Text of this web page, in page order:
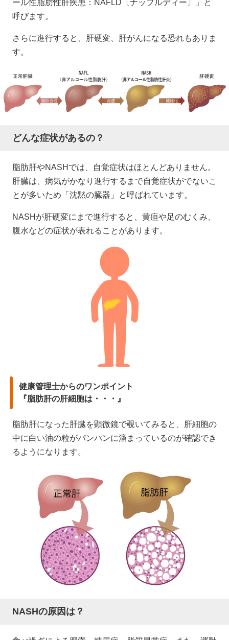
ール性脂肪性肝疾患：NAFLD〔ナッフルディー〕」と
呼びます。
さらに進行すると、肝硬変、肝がんになる恐れもありま
す。
どんな症状があるの？
脂肪肝やNASHでは、自覚症状はほとんどありません。
肝臓は、病気がかなり進行するまで自覚症状がでないこ
とが多いため「沈黙の臓器」と呼ばれています。
NASHが肝硬変にまで進行すると、黄疸や足のむくみ、
腹水などの症状が表れることがあります。
健康管理士からのワンポイント
『脂肪肝の肝細胞は・・・』
脂肪肝になった肝臓を顕微鏡で覗いてみると、肝細胞の
中に白い油の粒がパンパンに溜まっているのが確認でき
るようになります。
NASHの原因は？